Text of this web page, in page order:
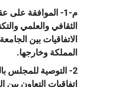
م-1- الموافقة على
الثقافي والعلمي
الاتفاقيات بين
المملكة وخارجها.
2- التوصية للمجلس
اتفاقيات التعاون بين